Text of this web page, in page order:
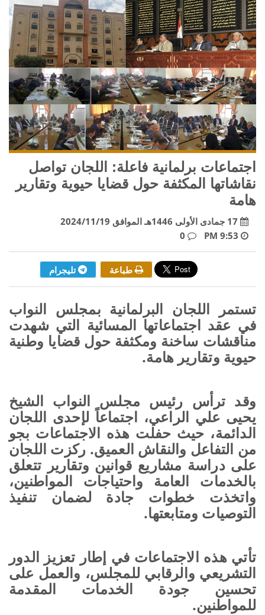
اجتماعات برلمانية فاعلة: اللجان تواصل
نقاشاتها المكثفة حول قضايا حيوية وتقارير
هامة
طباعة تليجرام
تستمر اللجان البرلمانية بمجلس النواب
في عقد اجتماعاتها المسائية التي شهدت
مناقشات ساخنة ومكثفة حول قضايا وطنية
حيوية وتقارير هامة.
وقد ترأس رئيس مجلس النواب الشيخ
يحيى علي الراعي، اجتماعاً لإحدى اللجان
الدائمة، حيث حفلت هذه الاجتماعات بجو
من التفاعل والنقاش العميق. ركزت اللجان
على دراسة مشاريع قوانين وتقارير تتعلق
بالخدمات العامة واحتياجات المواطنين،
واتخذت خطوات جادة لضمان تنفيذ
التوصيات ومتابعتها.
تأتي هذه الاجتماعات في إطار تعزيز الدور
التشريعي والرقابي للمجلس، والعمل على
تحسين جودة الخدمات المقدمة
للمواطنين.